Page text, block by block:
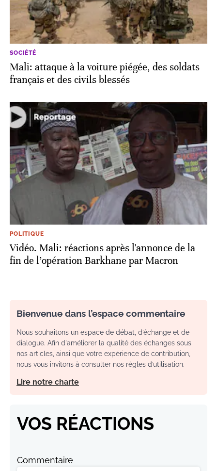
SOCIÉTÉ
Mali: attaque à la voiture piégée, des soldats
français et des civils blessés
POLITIQUE
Vidéo. Mali: réactions après l'annonce de la
fin de l’opération Barkhane par Macron
Bienvenue dans l’espace commentaire
Nous souhaitons un espace de débat, d’échange et de
dialogue. Afin d'améliorer la qualité des échanges sous
nos articles, ainsi que votre expérience de contribution,
nous vous invitons à consulter nos règles d’utilisation.
Lire notre charte
VOS RÉACTIONS
Commentaire